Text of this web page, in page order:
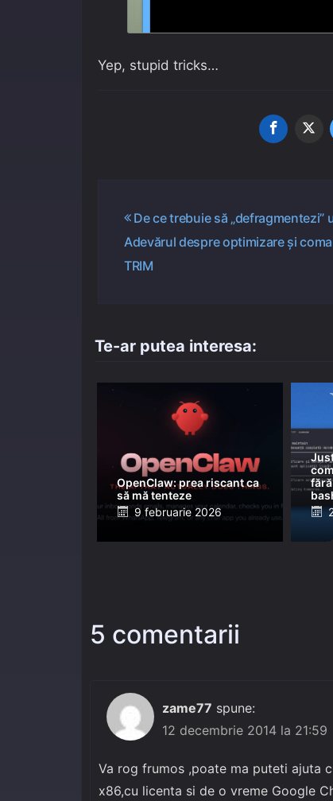
Yep, stupid tricks…
Navigare
articole
De ce trebuie să „defragmentezi”
Adevărul despre optimizare și
TRIM
Te-ar putea interesa:
OpenClaw: prea riscant ca
să mă tenteze
Posted
9 februarie 2026
5 comentarii
zame77 spune:
12 decembrie 2014 la 21:59
Va rog frumos ,poate ma puteti ajuta
x86,cu licenta si de o vreme Google